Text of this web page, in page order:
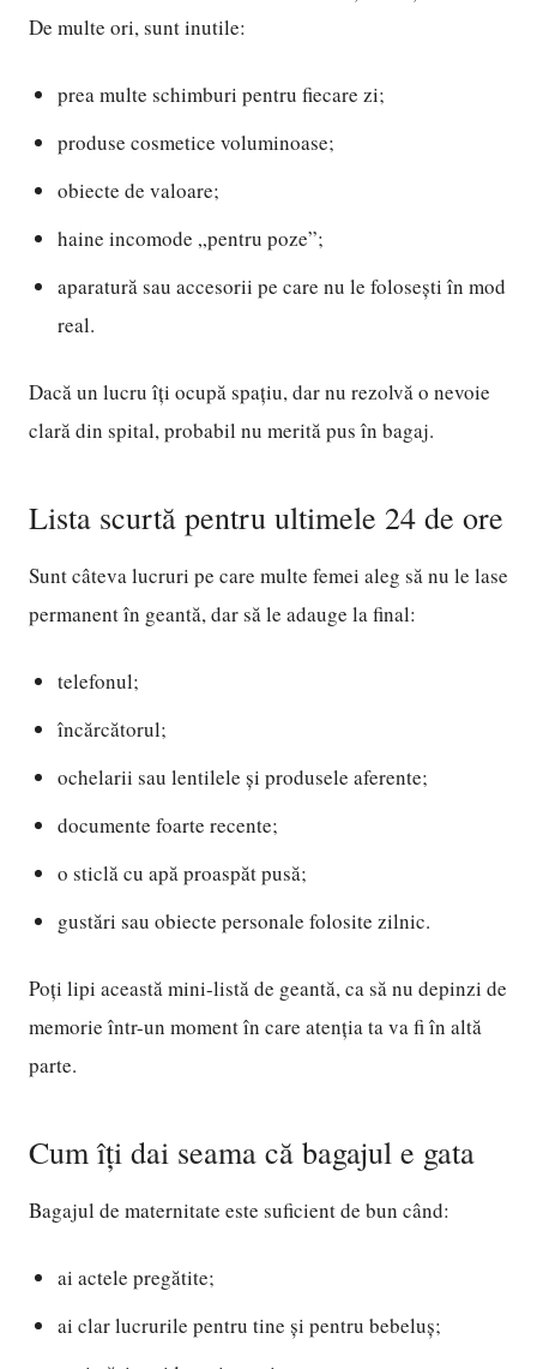
De multe ori, sunt inutile:
prea multe schimburi pentru fiecare zi;
produse cosmetice voluminoase;
obiecte de valoare;
haine incomode „pentru poze”;
aparatură sau accesorii pe care nu le folosești în mod
real.
Dacă un lucru îți ocupă spațiu, dar nu rezolvă o nevoie
clară din spital, probabil nu merită pus în bagaj.
Lista scurtă pentru ultimele 24 de ore
Sunt câteva lucruri pe care multe femei aleg să nu le lase
permanent în geantă, dar să le adauge la final:
telefonul;
încărcătorul;
ochelarii sau lentilele și produsele aferente;
documente foarte recente;
o sticlă cu apă proaspăt pusă;
gustări sau obiecte personale folosite zilnic.
Poți lipi această mini-listă de geantă, ca să nu depinzi de
memorie într-un moment în care atenția ta va fi în altă
parte.
Cum îți dai seama că bagajul e gata
Bagajul de maternitate este suficient de bun când:
ai actele pregătite;
ai clar lucrurile pentru tine și pentru bebeluș;